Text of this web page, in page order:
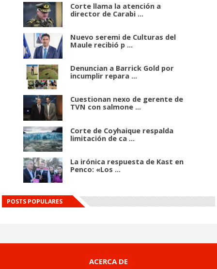
Corte llama la atención a
director de Carabi ...
Nuevo seremi de Culturas del
Maule recibió p ...
Denuncian a Barrick Gold por
incumplir repara ...
Cuestionan nexo de gerente de
TVN con salmone ...
Corte de Coyhaique respalda
limitación de ca ...
La irónica respuesta de Kast en
Penco: «Los ...
POSTS POPULARES
ACERCA DE